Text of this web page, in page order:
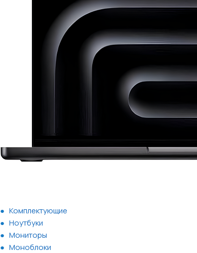
Комплектующие
Ноутбуки
Мониторы
Моноблоки